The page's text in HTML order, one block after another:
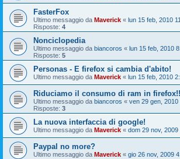
FasterFox
Ultimo messaggio da Maverick « lun 15 feb, 2010
Risposte: 4
Nonciclopedia
Ultimo messaggio da biancoros « lun 15 feb, 2010
Risposte: 5
Personas - E firefox si cambia d'abito!
Ultimo messaggio da Maverick « lun 15 feb, 2010
Riduciamo il consumo di ram in
Ultimo messaggio da biancoros « ven 29 gen, 2010
Risposte: 3
La nuova interfaccia di google!
Ultimo messaggio da Maverick « dom 29 nov, 2009
Paypal no more?
Ultimo messaggio da Maverick « gio 26 nov, 2009